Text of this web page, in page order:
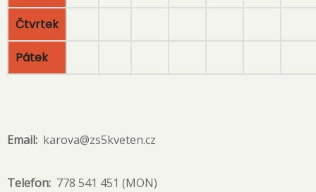
Čtvrtek
Pátek
Email karova@zs5kveten.cz
Telefon 778 541 451 (MON)